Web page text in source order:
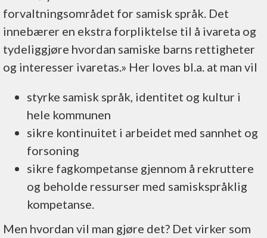
forvaltningsområdet for samisk språk. Det
innebærer en ekstra forpliktelse til å ivareta og
tydeliggjøre hvordan samiske barns rettigheter
og interesser ivaretas.» Her loves bl.a. at man vil
styrke samisk språk, identitet og kultur i
hele kommunen
sikre kontinuitet i arbeidet med sannhet og
forsoning
sikre fagkompetanse gjennom å rekruttere
og beholde ressurser med samiskspråklig
kompetanse.
Men hvordan vil man gjøre det? Det virker som